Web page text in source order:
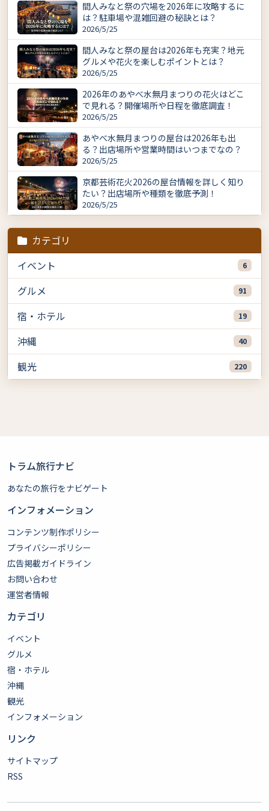
間人みなと祭の穴場を2026年に攻略するに
は？駐車場や混雑回避の秘訣とは？
2026/5/25
間人みなと祭の屋台は2026年も充実？地元
グルメや花火を楽しむポイントとは？
2026/5/25
2026年のあやべ水無月まつりの花火はどこ
で見れる？開催場所や日程を徹底調査！
2026/5/25
あやべ水無月まつりの屋台は2026年も出
る？出店場所や営業時間はいつまでなの？
2026/5/25
京都芸術花火2026の屋台情報を詳しく知り
たい？出店場所や種類を徹底予測！
2026/5/25
カテゴリ
イベント
6
グルメ 91
宿・ホテル 19
沖縄 40
観光 220
トラム旅行ナビ
あなたの旅行をナビゲート
インフォメーション
コンテンツ制作ポリシー
プライバシーポリシー
広告掲載ガイドライン
お問い合わせ
運営者情報
カテゴリ
イベント
グルメ
宿・ホテル
沖縄
観光
インフォメーション
リンク
サイトマップ
RSS